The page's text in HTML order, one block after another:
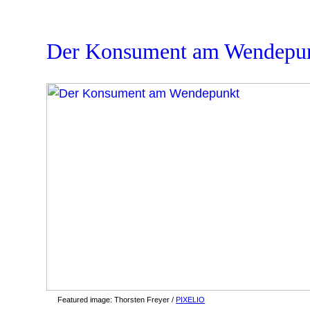
Der Konsument am
Featured image:Thorsten Freyer /PIXELIO